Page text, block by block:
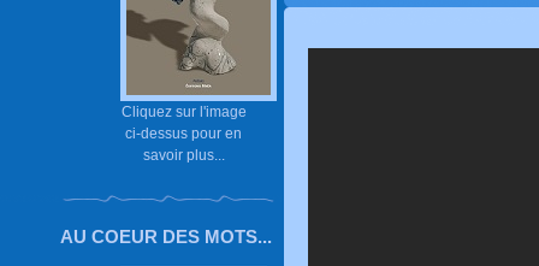
Cliquez sur l'image
ci-dessus pour en
savoir plus...
AU COEUR DES MOTS...